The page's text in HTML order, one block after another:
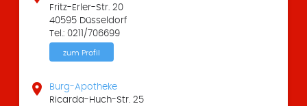
Fritz-Erler-Str. 20
40595 Düsseldorf
Tel.: 0211/706699
zum Profil

Burg-Apotheke
Ricarda-Huch-Str. 25